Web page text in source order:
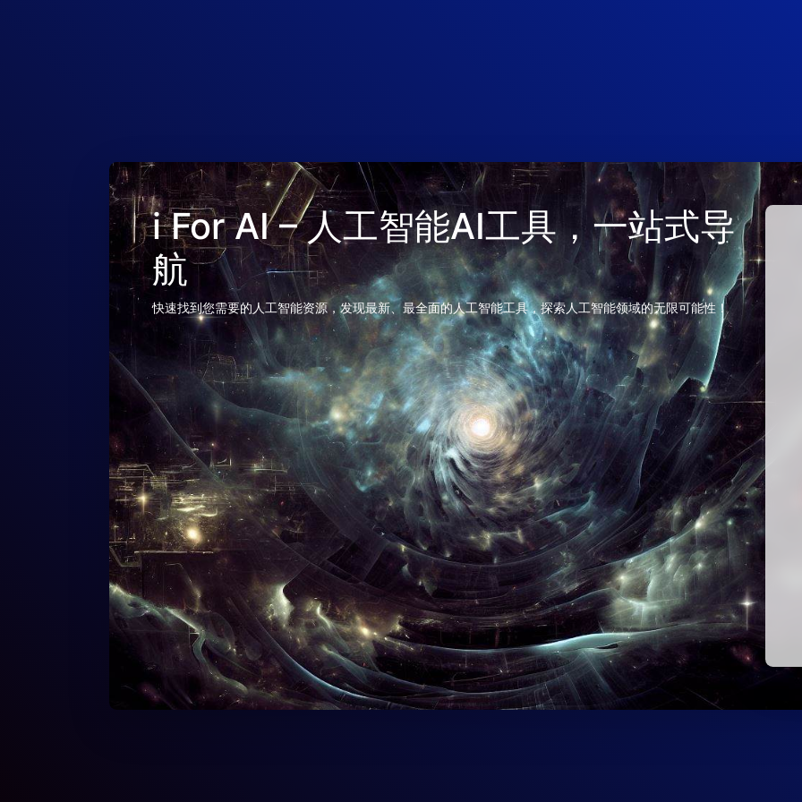
i For AI – 人工智能AI工具，一站式导
航
快速找到您需要的人工智能资源，发现最新、最全面的人工智能工具，探索人工智能领域的无限可能性！